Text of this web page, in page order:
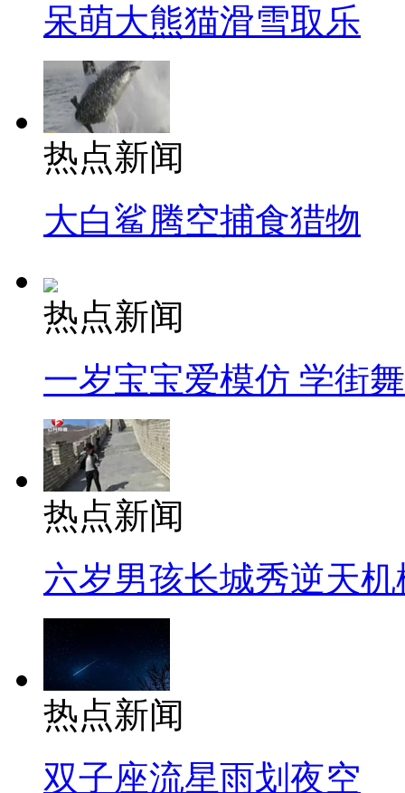
呆萌大熊猫滑雪取乐
热点新闻
大白鲨腾空捕食猎物
热点新闻
一岁宝宝爱模仿 学街
热点新闻
六岁男孩长城秀逆天机
热点新闻
双子座流星雨划夜空